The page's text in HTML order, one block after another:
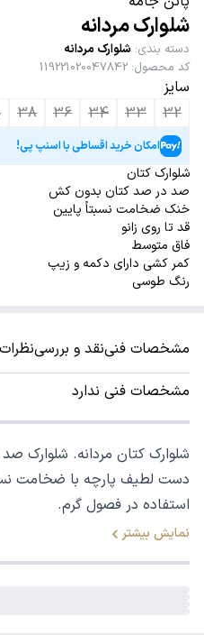
شلوارک مردانه
دسته بندی: شلوارک مردانه
کد محصول:
119221020047842
سایز
32
33
34
36
38
امکان خرید اقساطی با اسنپ پی!
شلوارک کتان
صد در صد کتان بدون کش
خنک ضخامت نسبتاً پایین
قد تا روی زانو
فاق متوسط
کمر کشی دارای دکمه و زیپ
رنگ طوسی
مشخصات فنینقد و بررسینظرات
مشخصات فنی ندارد
شلوارک کتان مردانه. شلوارک
دست لطیف پارچه با ضخامت
استفاده در فصول گرم.
نمایش بیشتر